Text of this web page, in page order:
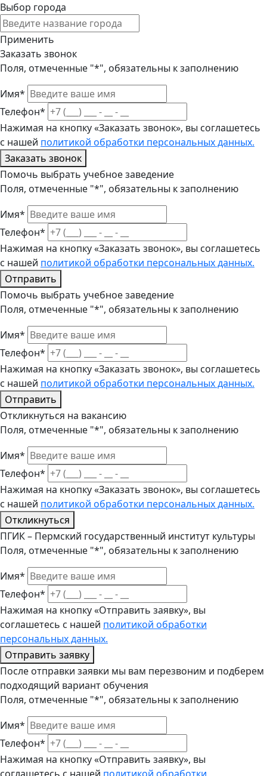
Выбор города
Применить
Заказать звонок
Поля, отмеченные "*", обязательны к заполнению
Имя*
Телефон*
Нажимая на кнопку «Заказать звонок», вы соглашетесь
с нашей политикой обработки персональных данных.
Заказать звонок
Помочь выбрать учебное заведение
Поля, отмеченные "*", обязательны к заполнению
Имя*
Телефон*
Нажимая на кнопку «Заказать звонок», вы соглашетесь
с нашей политикой обработки персональных данных.
Отправить
Помочь выбрать учебное заведение
Поля, отмеченные "*", обязательны к заполнению
Имя*
Телефон*
Нажимая на кнопку «Заказать звонок», вы соглашетесь
с нашей политикой обработки персональных данных.
Отправить
Откликнуться на вакансию
Поля, отмеченные "*", обязательны к заполнению
Имя*
Телефон*
Нажимая на кнопку «Заказать звонок», вы соглашетесь
с нашей политикой обработки персональных данных.
Откликнуться
ПГИК – Пермский государственный институт культуры
Поля, отмеченные "*", обязательны к заполнению
Имя*
Телефон*
Нажимая на кнопку «Отправить заявку», вы
соглашетесь с нашей политикой обработки
персональных данных.
Отправить заявку
После отправки заявки мы вам перезвоним и подберем
подходящий вариант обучения
Поля, отмеченные "*", обязательны к заполнению
Имя*
Телефон*
Нажимая на кнопку «Отправить заявку», вы